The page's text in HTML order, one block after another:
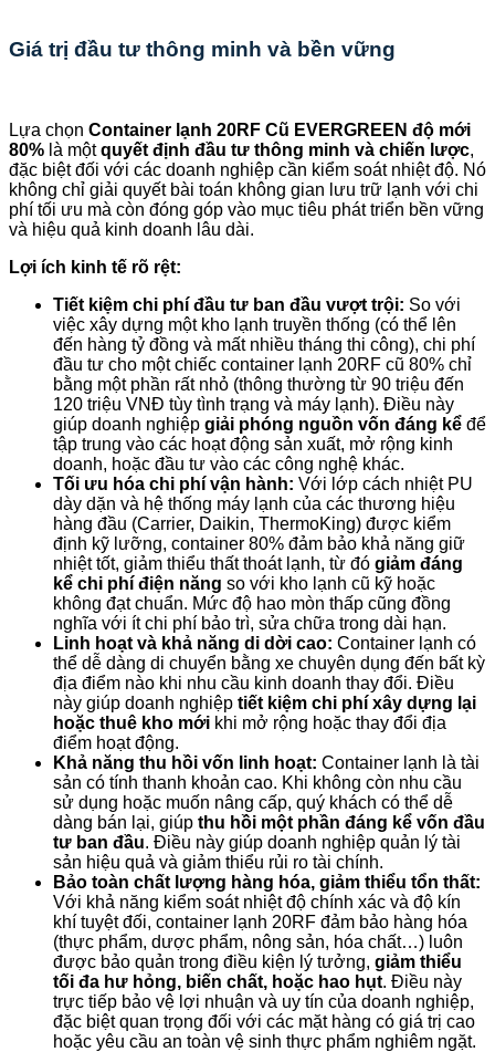
Giá trị đầu tư thông minh và bền vững
Lựa chọn Container lạnh 20RF Cũ EVERGREEN độ mới
80% là mộtquyết định đầu tư thông minh và chiến lược,
đặc biệt đối với các doanh nghiệp cần kiểm soát nhiệt độ. Nó
không chỉ giải quyết bài toán không gian lưu trữ lạnh với chi
phí tối ưu mà còn đóng góp vào mục tiêu phát triển bền vững
và hiệu quả kinh doanh lâu dài.
Lợi ích kinh tế rõ rệt:
Tiết kiệm chi phí đầu tư ban đầu vượt trội: So với
việc xây dựng một kho lạnh truyền thống (có thể lên
đến hàng tỷ đồng và mất nhiều tháng thi công), chi phí
đầu tư cho một chiếc container lạnh 20RF cũ 80% chỉ
bằng một phần rất nhỏ (thông thường từ 90 triệu đến
120 triệu VNĐ tùy tình trạng và máy lạnh). Điều này
giúp doanh nghiệp giải phóng nguồn vốn đáng kể để
tập trung vào các hoạt động sản xuất, mở rộng kinh
doanh, hoặc đầu tư vào các công nghệ khác.
Tối ưu hóa chi phí vận hành: Với lớp cách nhiệt PU
dày dặn và hệ thống máy lạnh của các thương hiệu
hàng đầu (Carrier, Daikin, ThermoKing) được kiểm
định kỹ lưỡng, container 80% đảm bảo khả năng giữ
nhiệt tốt, giảm thiểu thất thoát lạnh, từ đó giảm đáng
kể chi phí điện năng so với kho lạnh cũ kỹ hoặc
không đạt chuẩn. Mức độ hao mòn thấp cũng đồng
nghĩa với ít chi phí bảo trì, sửa chữa trong dài hạn.
Linh hoạt và khả năng di dời cao: Container lạnh có
thể dễ dàng di chuyển bằng xe chuyên dụng đến bất kỳ
địa điểm nào khi nhu cầu kinh doanh thay đổi. Điều
này giúp doanh nghiệp tiết kiệm chi phí xây dựng lại
hoặc thuê kho mới khi mở rộng hoặc thay đổi địa
điểm hoạt động.
Khả năng thu hồi vốn linh hoạt: Container lạnh là tài
sản có tính thanh khoản cao. Khi không còn nhu cầu
sử dụng hoặc muốn nâng cấp, quý khách có thể dễ
dàng bán lại, giúp thu hồi một phần đáng kể vốn đầu
tư ban đầu. Điều này giúp doanh nghiệp quản lý tài
sản hiệu quả và giảm thiểu rủi ro tài chính.
Bảo toàn chất lượng hàng hóa, giảm thiểu tổn thất:
Với khả năng kiểm soát nhiệt độ chính xác và độ kín
khí tuyệt đối, container lạnh 20RF đảm bảo hàng hóa
(thực phẩm, dược phẩm, nông sản, hóa chất…) luôn
được bảo quản trong điều kiện lý tưởng, giảm thiểu
tối đa hư hỏng, biến chất, hoặc hao hụt. Điều này
trực tiếp bảo vệ lợi nhuận và uy tín của doanh nghiệp,
đặc biệt quan trọng đối với các mặt hàng có giá trị cao
hoặc yêu cầu an toàn vệ sinh thực phẩm nghiêm ngặt.